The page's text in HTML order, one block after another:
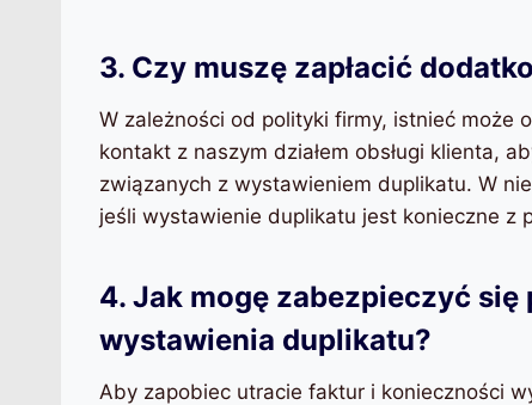
3. Czy muszę zapłacić
W zależności od polityki firmy, istnieć może
kontakt z naszym działem obsługi klienta,
związanych z wystawieniem duplikatu. W
jeśli wystawienie duplikatu jest konieczne z
4. Jak mogę zabezpieczyć
wystawienia duplikatu?
Aby zapobiec utracie faktur i konieczności